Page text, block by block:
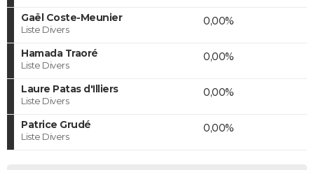
Gaël Coste-Meunier
Liste Divers
0,00%
Hamada Traoré
Liste Divers
0,00%
Laure Patas d'Illiers
Liste Divers
0,00%
Patrice Grudé
Liste Divers
0,00%